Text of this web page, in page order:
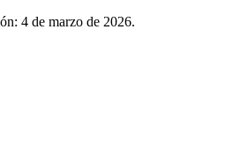
4 de marzo de 2026.